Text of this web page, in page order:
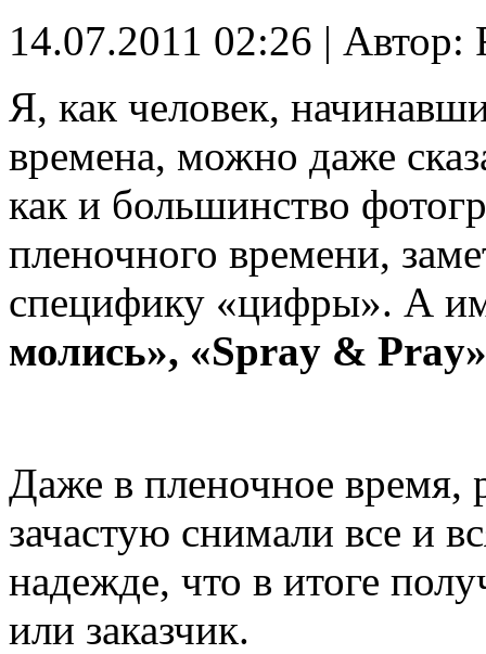
14.07.2011 02:26 | Автор:
Я, как человек,
времена, можно даже
как и большинство
пленочного времени,
специфику «цифры». А
молись», «Spray & Pray»
Даже в пленочное
зачастую снимали все и
надежде, что в итоге
или заказчик.